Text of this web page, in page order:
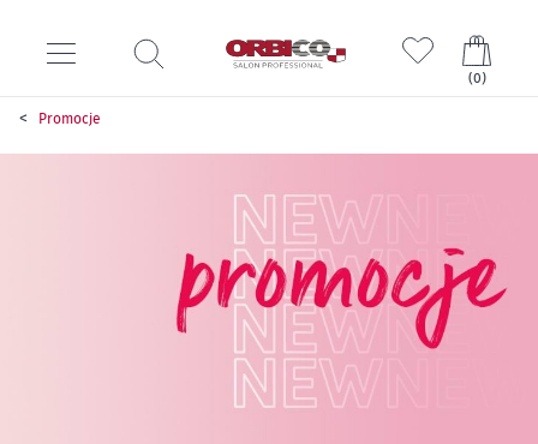
(0)
Promocje